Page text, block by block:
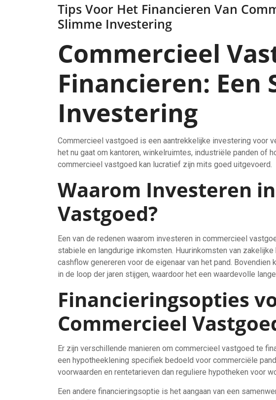
Tips Voor Het Financieren Van
Slimme Investering
Commercieel
Financieren: Een
Investering
Commercieel vastgoed is een aantrekkelijke investering voor
het nu gaat om kantoren, winkelruimtes, industriële panden of
commercieel vastgoed kan lucratief zijn mits goed uitgevoerd.
Waarom Investeren
Vastgoed?
Een van de redenen waarom investeren in commercieel
stabiele en langdurige inkomsten. Huurinkomsten van
cashflow genereren voor de eigenaar van het pand.
in de loop der jaren stijgen, waardoor het een waardevolle
Financieringsopties
Commercieel
Er zijn verschillende manieren om commercieel vastgoed te
een hypotheeklening specifiek bedoeld voor commerciële
voorwaarden en rentetarieven dan reguliere hypotheken voor
Een andere financieringsoptie is het aangaan van een